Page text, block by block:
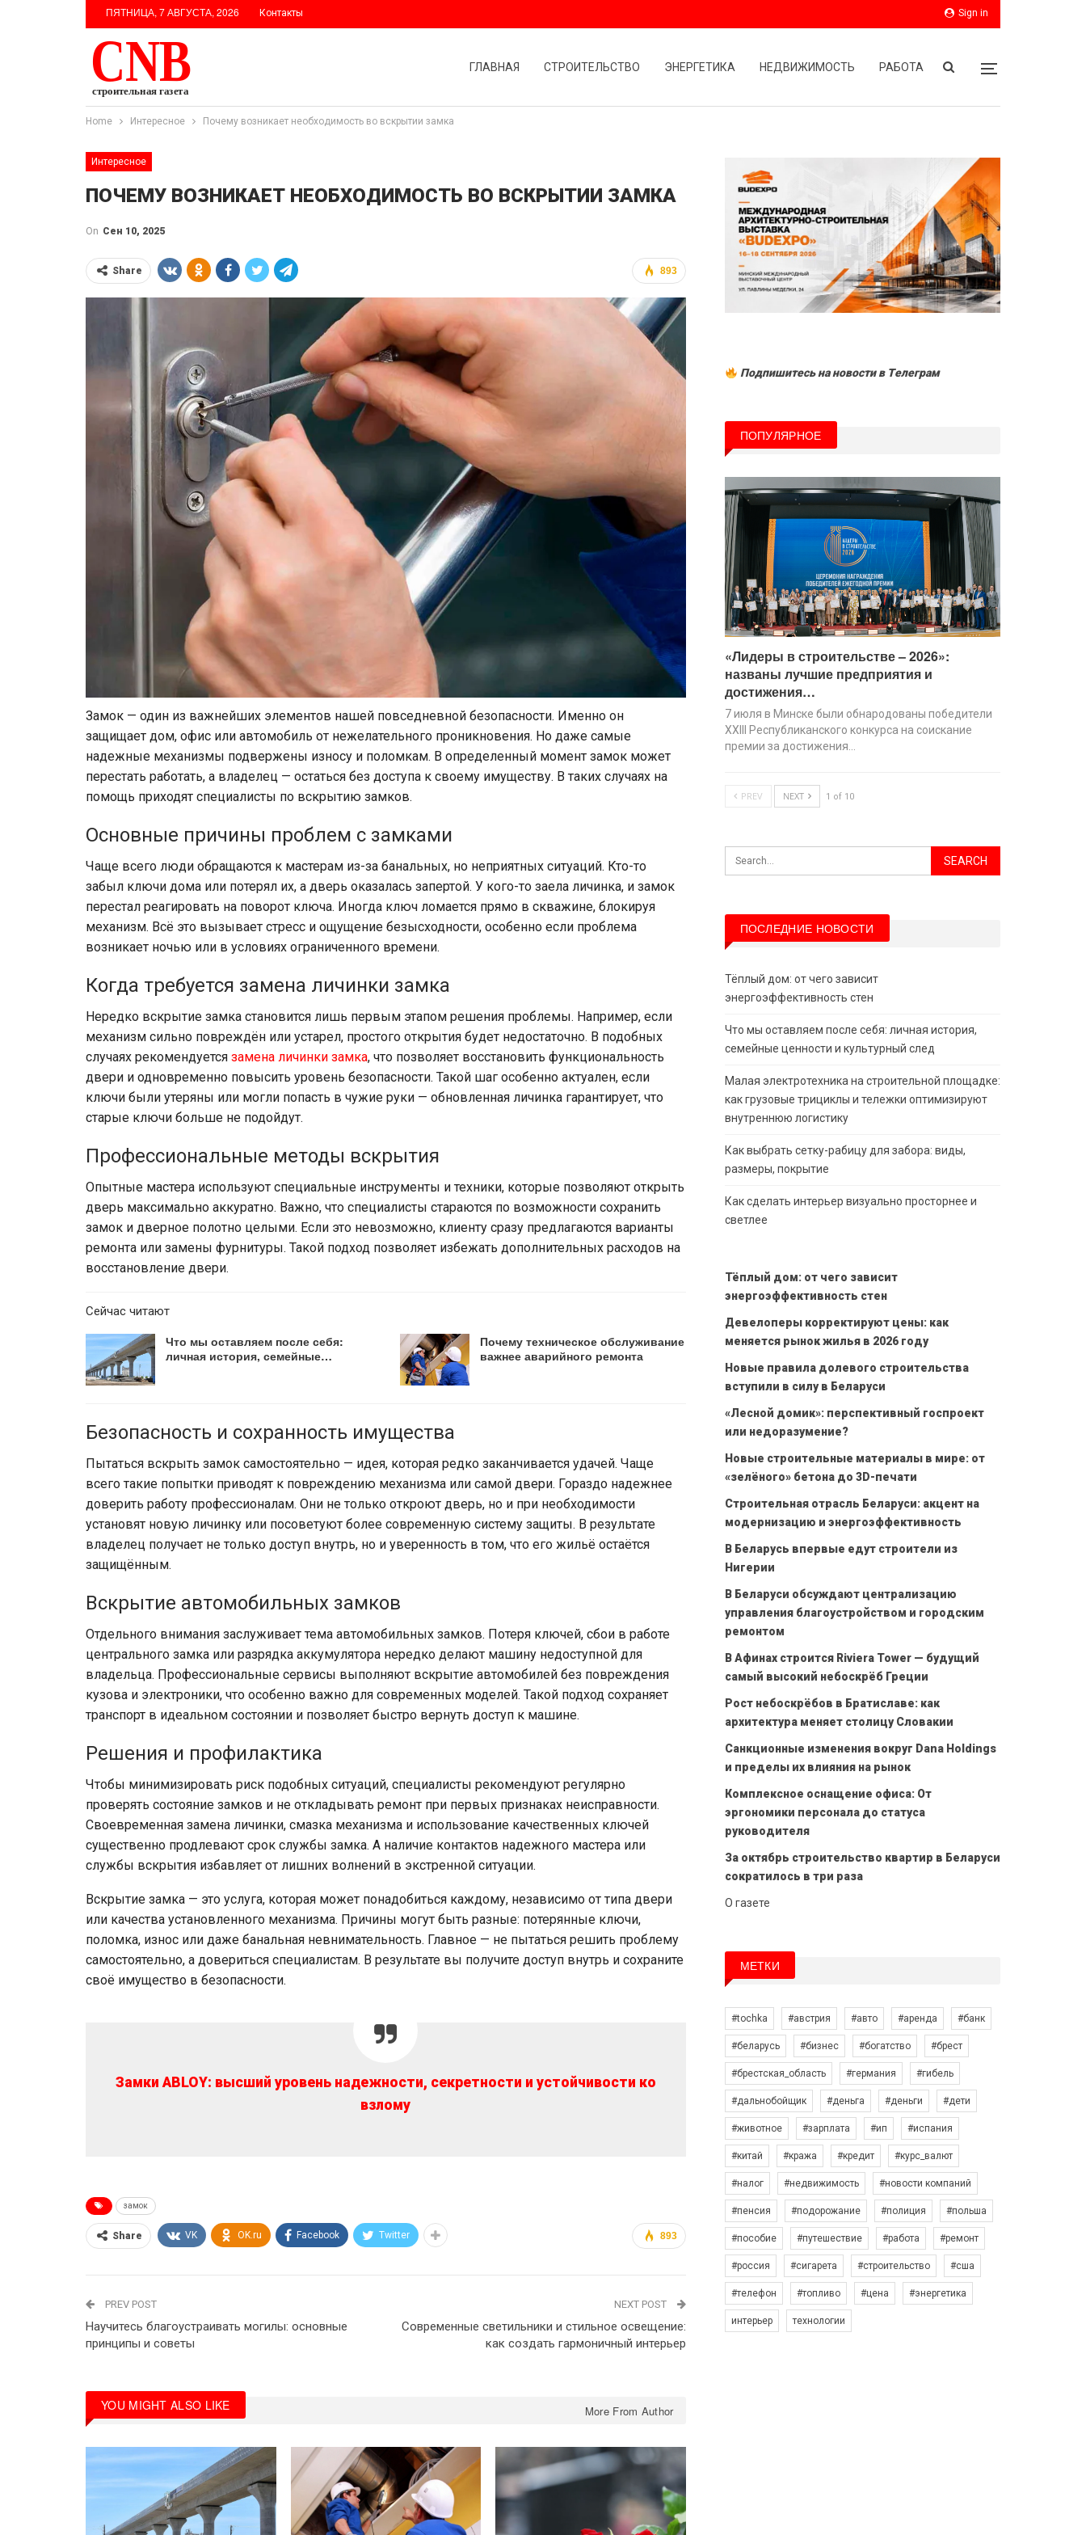
Sign in
ПЯТНИЦА, 7 АВГУСТА, 2026 Контакты
ГЛАВНАЯ СТРОИТЕЛЬСТВО ЭНЕРГЕТИКА НЕДВИЖИМОСТЬ РАБОТА
Home Интересное Почему возникает необходимость во вскрытии замка
Интересное
ПОЧЕМУ ВОЗНИКАЕТ НЕОБХОДИМОСТЬ ВО ВСКРЫТИИ ЗАМКА
On Сен 10, 2025
893
Share
Замок — один из важнейших элементов нашей повседневной безопасности. Именно он
защищает дом, офис или автомобиль от нежелательного проникновения. Но даже самые
надежные механизмы подвержены износу и поломкам. В определенный момент замок может
перестать работать, а владелец — остаться без доступа к своему имуществу. В таких случаях на
помощь приходят специалисты по вскрытию замков.
Основные причины проблем с замками
Чаще всего люди обращаются к мастерам из-за банальных, но неприятных ситуаций. Кто-то
забыл ключи дома или потерял их, а дверь оказалась запертой. У кого-то заела личинка, и замок
перестал реагировать на поворот ключа. Иногда ключ ломается прямо в скважине, блокируя
механизм. Всё это вызывает стресс и ощущение безысходности, особенно если проблема
возникает ночью или в условиях ограниченного времени.
Когда требуется замена личинки замка
Нередко вскрытие замка становится лишь первым этапом решения проблемы. Например, если
механизм сильно повреждён или устарел, простого открытия будет недостаточно. В подобных
случаях рекомендуется замена личинки замка, что позволяет восстановить функциональность
двери и одновременно повысить уровень безопасности. Такой шаг особенно актуален, если
ключи были утеряны или могли попасть в чужие руки — обновленная личинка гарантирует, что
старые ключи больше не подойдут.
Профессиональные методы вскрытия
Опытные мастера используют специальные инструменты и техники, которые позволяют открыть
дверь максимально аккуратно. Важно, что специалисты стараются по возможности сохранить
замок и дверное полотно целыми. Если это невозможно, клиенту сразу предлагаются варианты
ремонта или замены фурнитуры. Такой подход позволяет избежать дополнительных расходов на
восстановление двери.
Сейчас читают
Что мы оставляем после себя:
личная история, семейные…
Почему техническое обслуживание
важнее аварийного ремонта
Безопасность и сохранность имущества
Пытаться вскрыть замок самостоятельно — идея, которая редко заканчивается удачей. Чаще
всего такие попытки приводят к повреждению механизма или самой двери. Гораздо надежнее
доверить работу профессионалам. Они не только откроют дверь, но и при необходимости
установят новую личинку или посоветуют более современную систему защиты. В результате
владелец получает не только доступ внутрь, но и уверенность в том, что его жильё остаётся
защищённым.
Вскрытие автомобильных замков
Отдельного внимания заслуживает тема автомобильных замков. Потеря ключей, сбои в работе
центрального замка или разрядка аккумулятора нередко делают машину недоступной для
владельца. Профессиональные сервисы выполняют вскрытие автомобилей без повреждения
кузова и электроники, что особенно важно для современных моделей. Такой подход сохраняет
транспорт в идеальном состоянии и позволяет быстро вернуть доступ к машине.
Решения и профилактика
Чтобы минимизировать риск подобных ситуаций, специалисты рекомендуют регулярно
проверять состояние замков и не откладывать ремонт при первых признаках неисправности.
Своевременная замена личинки, смазка механизма и использование качественных ключей
существенно продлевают срок службы замка. А наличие контактов надежного мастера или
службы вскрытия избавляет от лишних волнений в экстренной ситуации.
Вскрытие замка — это услуга, которая может понадобиться каждому, независимо от типа двери
или качества установленного механизма. Причины могут быть разные: потерянные ключи,
поломка, износ или даже банальная невнимательность. Главное — не пытаться решить проблему
самостоятельно, а довериться специалистам. В результате вы получите доступ внутрь и сохраните
своё имущество в безопасности.
Замки ABLOY: высший уровень надежности, секретности и устойчивости ко
взлому
замок
893
Share VK OK.ru Facebook Twitter
PREV POST
Научитесь благоустраивать могилы: основные
принципы и советы
NEXT POST
Современные светильники и стильное освещение:
как создать гармоничный интерьер
YOU MIGHT ALSO LIKE More From Author
Подпишитесь на новости в Tелеграм
ПОПУЛЯРНОЕ
«Лидеры в строительстве – 2026»:
названы лучшие предприятия и
достижения…
7 июля в Минске были обнародованы победители
XХIII Республиканского конкурса на соискание
премии за достижения…
PREV NEXT 1 of 10
ПОСЛЕДНИЕ НОВОСТИ
Тёплый дом: от чего зависит
энергоэффективность стен
Что мы оставляем после себя: личная история,
семейные ценности и культурный след
Малая электротехника на строительной площадке:
как грузовые трициклы и тележки оптимизируют
внутреннюю логистику
Как выбрать сетку-рабицу для забора: виды,
размеры, покрытие
Как сделать интерьер визуально просторнее и
светлее
Тёплый дом: от чего зависит
энергоэффективность стен
Девелоперы корректируют цены: как
меняется рынок жилья в 2026 году
Новые правила долевого строительства
вступили в силу в Беларуси
«Лесной домик»: перспективный госпроект
или недоразумение?
Новые строительные материалы в мире: от
«зелёного» бетона до 3D-печати
Строительная отрасль Беларуси: акцент на
модернизацию и энергоэффективность
В Беларусь впервые едут строители из
Нигерии
В Беларуси обсуждают централизацию
управления благоустройством и городским
ремонтом
В Афинах строится Riviera Tower — будущий
самый высокий небоскрёб Греции
Рост небоскрёбов в Братиславе: как
архитектура меняет столицу Словакии
Санкционные изменения вокруг Dana Holdings
и пределы их влияния на рынок
Комплексное оснащение офиса: От
эргономики персонала до статуса
руководителя
За октябрь строительство квартир в Беларуси
сократилось в три раза
О газете
МЕТКИ
#tochka #австрия #авто #аренда #банк
#беларусь #бизнес #богатство #брест
#брестская_область #германия #гибель
#дальнобойщик #деньга #деньги #дети
#животное #зарплата #ип #испания
#китай #кража #кредит #курс_валют
#налог #недвижимость #новости компаний
#пенсия #подорожание #полиция #польша
#пособие #путешествие #работа #ремонт
#россия #сигарета #строительство #сша
#телефон #топливо #цена #энергетика
интерьер технологии